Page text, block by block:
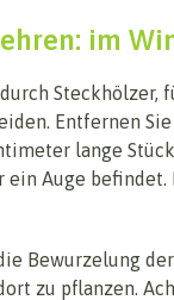
im
Entfernen
lange
ein Auge
Bewurzelung
zu pflanzen.